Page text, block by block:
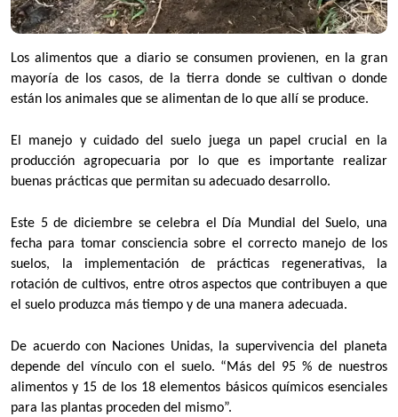
Los alimentos que a diario se consumen provienen, en la gran
mayoría de los casos, de la tierra donde se cultivan o donde
están los animales que se alimentan de lo que allí se produce.
El manejo y cuidado del suelo juega un papel crucial en la
producción agropecuaria por lo que es importante realizar
buenas prácticas que permitan su adecuado desarrollo.
Este 5 de diciembre se celebra el Día Mundial del Suelo, una
fecha para tomar consciencia sobre el correcto manejo de los
suelos, la implementación de prácticas regenerativas, la
rotación de cultivos, entre otros aspectos que contribuyen a que
el suelo produzca más tiempo y de una manera adecuada.
De acuerdo con Naciones Unidas, la supervivencia del planeta
depende del vínculo con el suelo. “Más del 95 % de nuestros
alimentos y 15 de los 18 elementos básicos químicos esenciales
para las plantas proceden del mismo”.